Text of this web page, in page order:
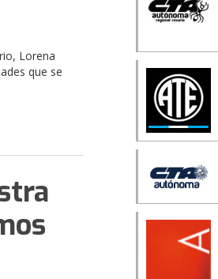
Lorena
que se